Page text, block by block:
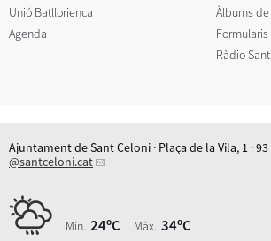
Unió Batllorienca
Agenda
Àlbums
Formularis
Ràdio
Ajuntament de Sant Celoni · Plaça de la Vila, 1 · 93
@santceloni.cat
Mín. 24ºC Màx. 34ºC